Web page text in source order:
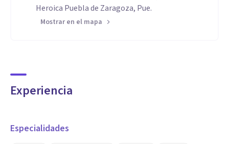
Heroica Puebla de Zaragoza, Pue.
Mostrar en el mapa
Experiencia
Especialidades